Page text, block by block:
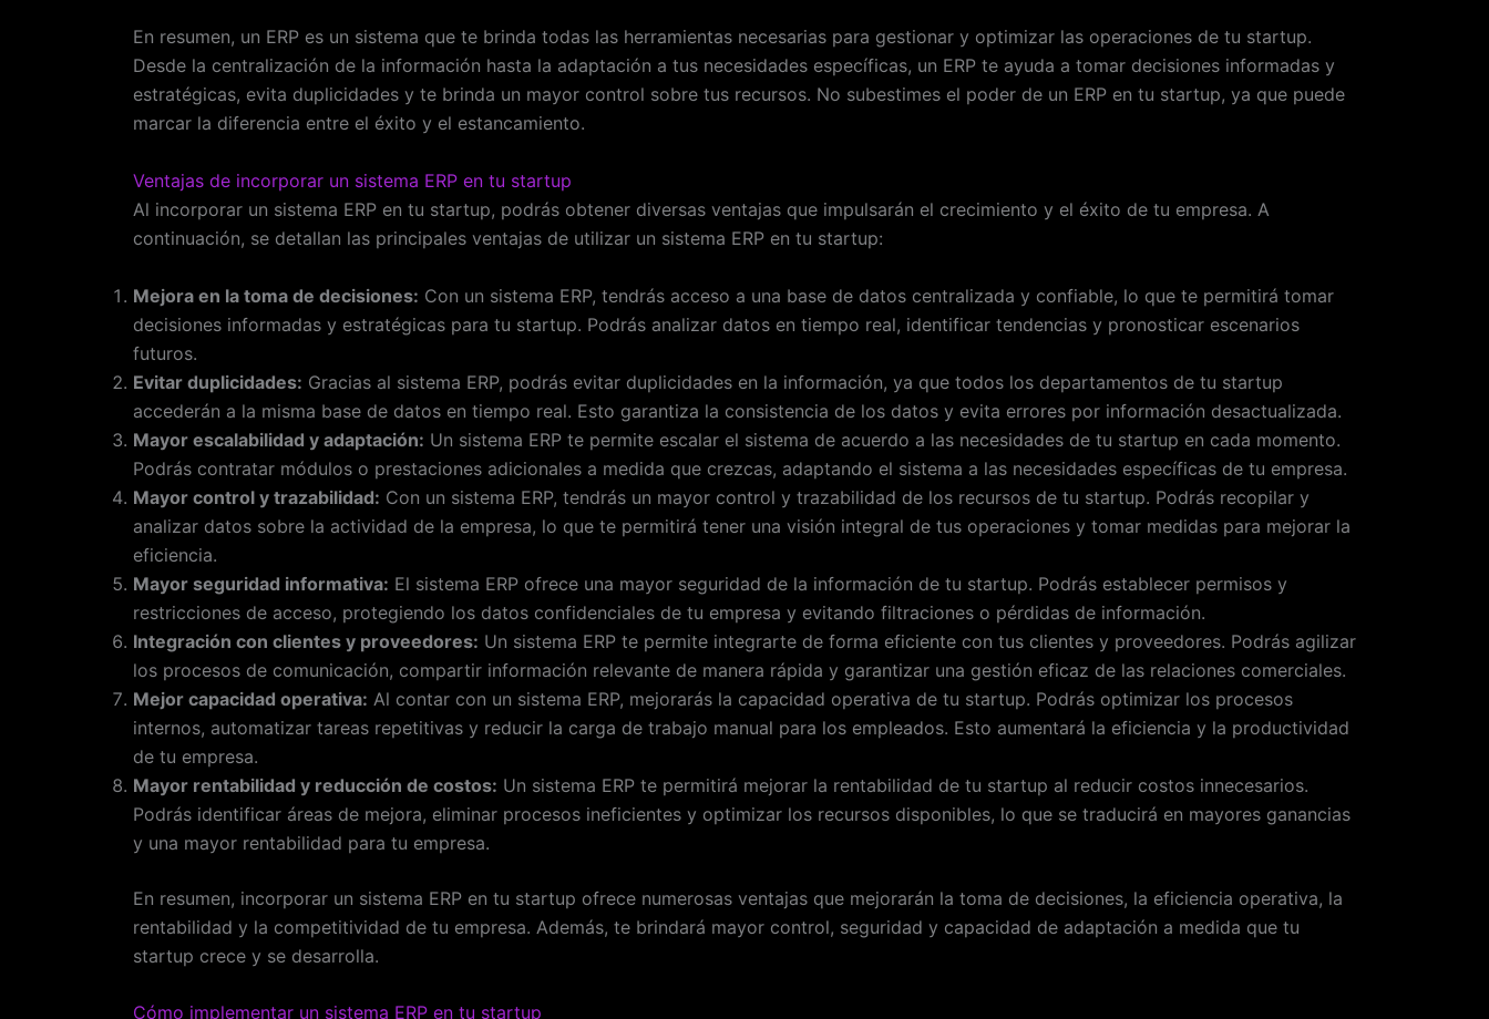
En resumen, un ERP es un sistema que te brinda todas las herramientas necesarias para gestionar y optimizar las operaciones de tu startup.
Desde la centralización de la información hasta la adaptación a tus necesidades específicas, un ERP te ayuda a tomar decisiones informadas y
estratégicas, evita duplicidades y te brinda un mayor control sobre tus recursos. No subestimes el poder de un ERP en tu startup, ya que puede
marcar la diferencia entre el éxito y el estancamiento.
Ventajas de incorporar un sistema ERP en tu startup
Al incorporar un sistema ERP en tu startup, podrás obtener diversas ventajas que impulsarán el crecimiento y el éxito de tu empresa. A
continuación, se detallan las principales ventajas de utilizar un sistema ERP en tu startup:
Mejora en la toma de decisiones: Con un sistema ERP, tendrás acceso a una base de datos centralizada y confiable, lo que te permitirá tomar
decisiones informadas y estratégicas para tu startup. Podrás analizar datos en tiempo real, identificar tendencias y pronosticar escenarios
futuros.
Evitar duplicidades: Gracias al sistema ERP, podrás evitar duplicidades en la información, ya que todos los departamentos de tu startup
accederán a la misma base de datos en tiempo real. Esto garantiza la consistencia de los datos y evita errores por información desactualizada.
Mayor escalabilidad y adaptación: Un sistema ERP te permite escalar el sistema de acuerdo a las necesidades de tu startup en cada momento.
Podrás contratar módulos o prestaciones adicionales a medida que crezcas, adaptando el sistema a las necesidades específicas de tu empresa.
Mayor control y trazabilidad: Con un sistema ERP, tendrás un mayor control y trazabilidad de los recursos de tu startup. Podrás recopilar y
analizar datos sobre la actividad de la empresa, lo que te permitirá tener una visión integral de tus operaciones y tomar medidas para mejorar la
eficiencia.
Mayor seguridad informativa: El sistema ERP ofrece una mayor seguridad de la información de tu startup. Podrás establecer permisos y
restricciones de acceso, protegiendo los datos confidenciales de tu empresa y evitando filtraciones o pérdidas de información.
Integración con clientes y proveedores: Un sistema ERP te permite integrarte de forma eficiente con tus clientes y proveedores. Podrás agilizar
los procesos de comunicación, compartir información relevante de manera rápida y garantizar una gestión eficaz de las relaciones comerciales.
Mejor capacidad operativa: Al contar con un sistema ERP, mejorarás la capacidad operativa de tu startup. Podrás optimizar los procesos
internos, automatizar tareas repetitivas y reducir la carga de trabajo manual para los empleados. Esto aumentará la eficiencia y la productividad
de tu empresa.
Mayor rentabilidad y reducción de costos: Un sistema ERP te permitirá mejorar la rentabilidad de tu startup al reducir costos innecesarios.
Podrás identificar áreas de mejora, eliminar procesos ineficientes y optimizar los recursos disponibles, lo que se traducirá en mayores ganancias
y una mayor rentabilidad para tu empresa.
En resumen, incorporar un sistema ERP en tu startup ofrece numerosas ventajas que mejorarán la toma de decisiones, la eficiencia operativa, la
rentabilidad y la competitividad de tu empresa. Además, te brindará mayor control, seguridad y capacidad de adaptación a medida que tu
startup crece y se desarrolla.
Cómo implementar un sistema ERP en tu startup